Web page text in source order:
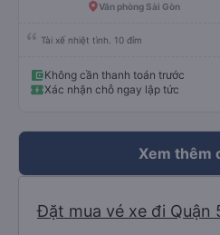
Văn phòng Sài Gòn
Tài xế nhiệt tình. 10 đỉm
Không cần thanh toán trước
Xác nhận chỗ ngay lập tức
Xem thêm
Đặt mua vé xe đi Quận